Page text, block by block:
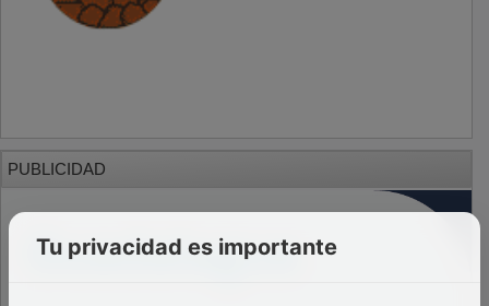
PUBLICIDAD
Tu privacidad es importante